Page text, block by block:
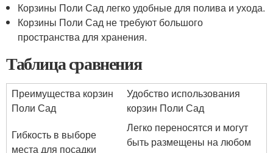
Корзины Поли Сад легко удобные для полива и ухода.
Корзины Поли Сад не требуют большого
пространства для хранения.
Таблица сравнения
Преимущества корзин
Поли Сад
Удобство использования
корзин Поли Сад
Гибкость в выборе
места для посадки
Легко переносятся и могут
быть размещены на любом